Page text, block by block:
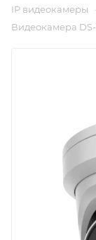
IP видеокамеры
Видеокамера